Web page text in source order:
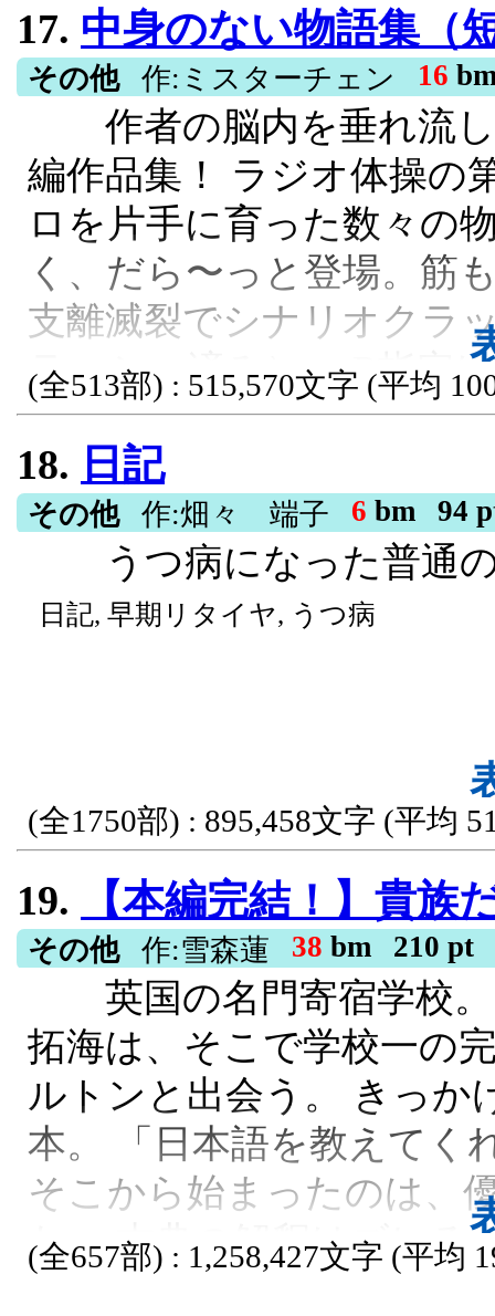
高値の「112,700円」で
実に約2兆250億円という
赤字ローカル線から世界
た南越急行の、前代未聞
地方鉄道, AI株, 巨額利益
がらの「緩やかな廃線」
破すべく、元証券マンの
300億円のうち210億円
シェア」のIPO株に投じ
る。 社内外や自治体から
した含み損、社員たちの
長の退路を断つ決断と篠
ームは忍耐の冬を耐え抜
発によりキオクシェア株
高値の「112,700円」で
実に約2兆250億円という
赤字ローカル線から世界
た南越急行の、前代未聞
17. 中身のない物語集（
その他 作:ミスターチェン 16
作者の脳内を垂れ流し
編作品集！ ラジオ体操の
ロを片手に育った数々の
く、だら〜っと登場。筋
支離滅裂でシナリオクラ
ラッシュ済み）。 R指定
好きなアルコールや煙モ
のテンションで読み進め
な”作品”ではありません
て”ご覧ください（小並
ると思います（ふわぁっ
場すると思われますので
せていただきます（未成
R15, ギャグ, ほのぼの, ロボット,
(全513部) : 515,570文字 (平均
18. 日記
その他 作:畑々 端子 6 bm 94
うつ病になった普通の
日記, 早期リタイヤ, うつ病
(全1750部) : 895,458文字 (平均
19. 【本編完結！】貴族だらけの英国寄宿学校で浮いていた俺が、『
その他 作:雪森蓮 38 bm 210 pt
英国の名門寄宿学校。
拓海は、そこで学校一の
ルトンと出会う。 きっか
本。 「日本語を教えてく
そこから始まったのは
た。 古典の解釈はズレる
(全657部) : 1,258,427文字 (平均